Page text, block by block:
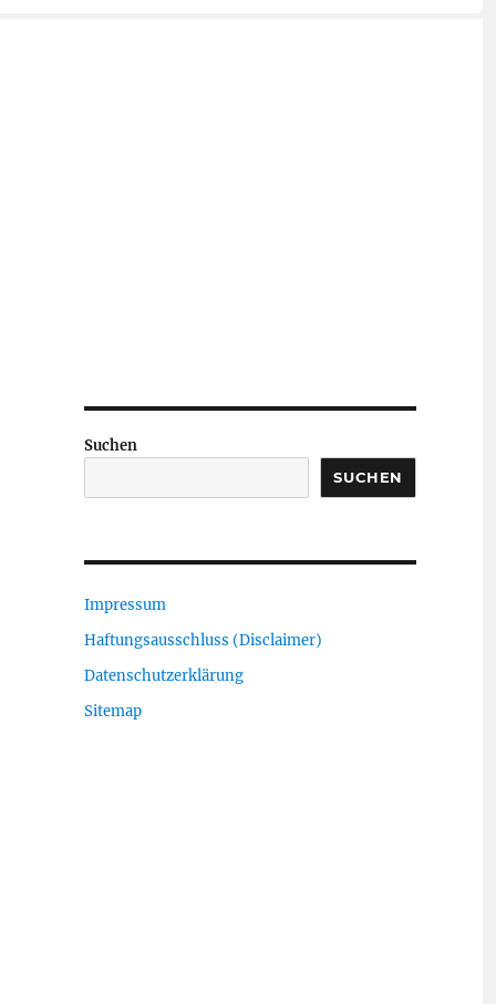
Suchen
SUCHEN
Impressum
Haftungsausschluss (Disclaimer)
Datenschutzerklärung
Sitemap